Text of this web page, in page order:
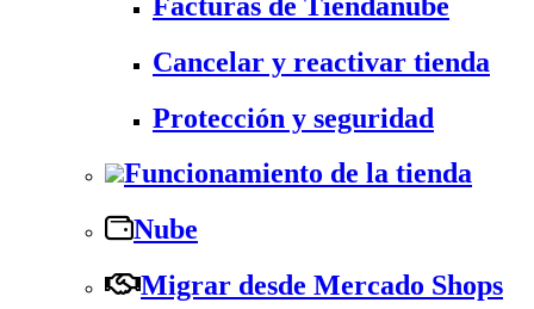
Cancelar y reactivar tienda
Protección y seguridad
Funcionamiento de la tienda
Nube
Migrar desde Mercado Shops